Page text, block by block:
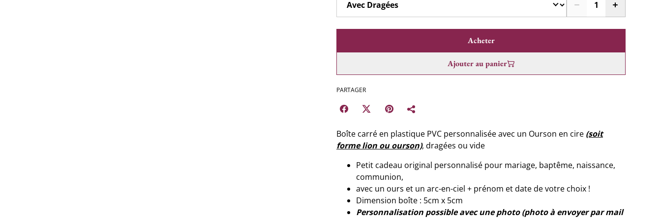
Acheter
Ajouter au panier
PARTAGER
Boîte carré en plastique PVC personnalisée avec un Ourson en cire (soit
forme lion ou ourson), dragées ou vide
Petit cadeau original personnalisé pour mariage, baptême, naissance,
communion,
avec un ours et un arc-en-ciel + prénom et date de votre choix !
Dimension boîte : 5cm x 5cm
Personnalisation possible avec une photo (photo à envoyer par mail